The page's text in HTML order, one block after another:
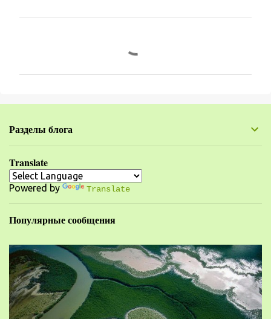
е
т
р
и
и
Разделы блога
Translate
Powered by Translate
Популярные сообщения